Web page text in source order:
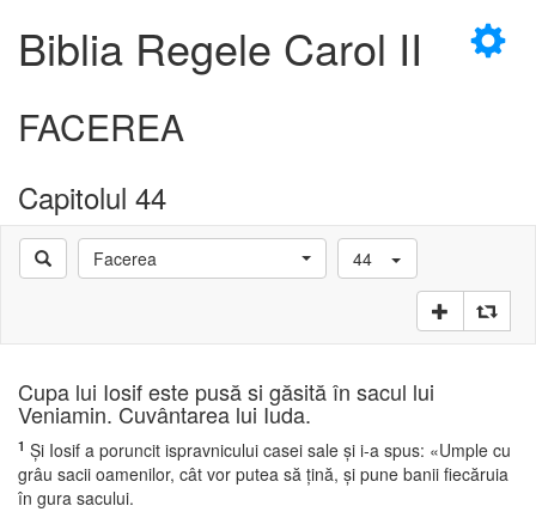
×
Biblia Regele Carol II
FACEREA
Capitolul 44
Facerea 44
Cupa lui Iosif este pusă si găsită în sacul lui
Veniamin. Cuvântarea lui Iuda.
1 Şi Iosif a poruncit ispravnicului casei sale şi i-a spus: «Umple cu
grâu sacii oamenilor, cât vor putea să ţină, şi pune banii fiecăruia
în gura sacului.